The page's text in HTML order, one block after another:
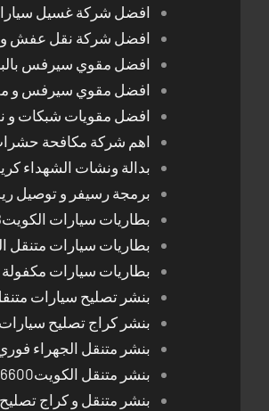
افضل شركة غسيل
افضل شركة نقل عفش و
افضل مقوي سيرفس
افضل مقوي سيرفس و
افضل مقويات شبكات و
اهم شركة مكافحة
بدالة ونشات الشهداء
برمجة رسيفر و توصيل ريموت 24 ساعة في
بطاريات سيارات الكويت52227338
بطاريات سيارات
بطاريات سيارات
بنشر تصليح سيارات متنقل
بنشر كراج تصليح
بنشر متنقل الجهراء
بنشر متنقل الكويت55336600
بنشر متنقل و كراج